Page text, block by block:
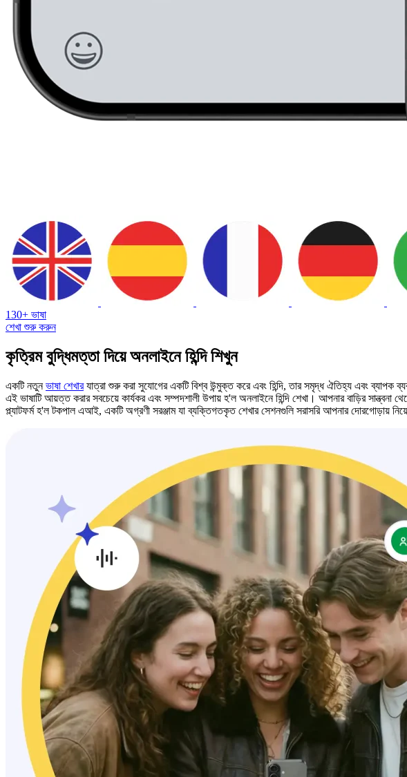
130+ ভাষা
শেখা শুরু করুন
কৃত্রিম বুদ্ধিমত্তা দিয়ে অনলাইনে হিন্দি শিখুন
একটি নতুনভাষা শেখারযাত্রা শুরু করা সুযোগের একটি বিশ্ব উন্মুক্ত করে এবং হিন্দি, তার সমৃদ্ধ ঐতিহ্য এবং ব্যাপক
এই ভাষাটি আয়ত্ত করার সবচেয়ে কার্যকর এবং সম্পদশালী উপায় হ'ল অনলাইনে হিন্দি শেখা। আপনার বাড়ির সান্ত্বনা
প্ল্যাটফর্ম হ'ল টকপাল এআই, একটি অগ্রণী সরঞ্জাম যা ব্যক্তিগতকৃত শেখার সেশনগুলি সরাসরি আপনার দোরগোড়ায়